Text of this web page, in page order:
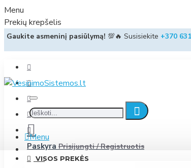
Menu
Prekių krepšelis
Gaukite asmeninį pasiūlymą! 💯🔥 Susisiekite +370
Paskyra Prisijungti / Registruotis
Menu
VISOS PREKĖS